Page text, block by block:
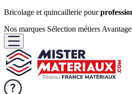
Bricolage et quincaillerie pour
Nos marques Sélection métiers